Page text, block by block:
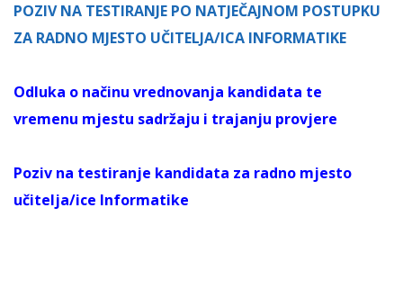
POZIV NA TESTIRANJE PO NATJEČAJNOM POSTUPKU
ZA RADNO MJESTO UČITELJA/ICA INFORMATIKE
Odluka o načinu vrednovanja kandidata te
vremenu mjestu sadržaju i trajanju provjere
Poziv na testiranje kandidata za radno mjesto
učitelja/ice Informatike